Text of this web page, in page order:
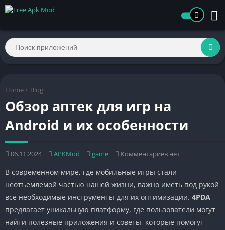
Home / Blog
Обзор аптек для игр на
Android и их особенности
06.11.2024 APKMod game Комментариев нет
В современном мире, где мобильные игры стали
неотъемлемой частью нашей жизни, важно иметь под рукой
все необходимые инструменты для их оптимизации. 4PDA
предлагает уникальную платформу, где пользователи могут
найти полезные приложения и советы, которые помогут